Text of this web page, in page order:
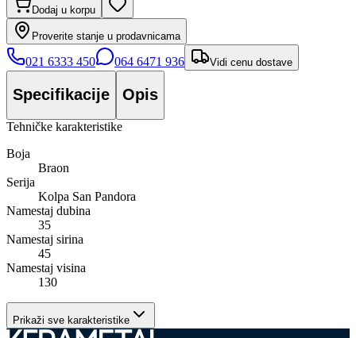
Dodaj u korpu
Proverite stanje u prodavnicama
021 6333 450 064 6471 936 Vidi cenu dostave
Specifikacije Opis
Tehničke karakteristike
Boja
Braon
Serija
Kolpa San Pandora
Namestaj dubina
35
Namestaj sirina
45
Namestaj visina
130
Prikaži sve karakteristike